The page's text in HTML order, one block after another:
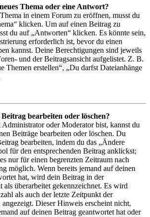
Thema oder eine Antwort?
in einem Forum zu eröffnen, musst du
klicken. Um auf einen Beitrag zu
du auf „Antworten“ klicken. Es könnte sein,
erforderlich ist, bevor du einen
kannst. Deine Berechtigungen sind jeweils
und der Beitragsansicht aufgelistet. Z. B.
Themen erstellen“, „Du darfst Dateianhänge
bearbeiten oder löschen?
oder Moderator bist, kannst du
Beiträge bearbeiten oder löschen. Du
bearbeiten, indem du das „Ändere
für den entsprechenden Beitrag anklickst;
nur für einen begrenzten Zeitraum nach
möglich. Wenn bereits jemand auf deinen
hat, wird dein Beitrag in der
als überarbeitet gekennzeichnet. Es wird
als auch der letzte Zeitpunkt der
angezeigt. Dieser Hinweis erscheint nicht,
auf deinen Beitrag geantwortet hat oder